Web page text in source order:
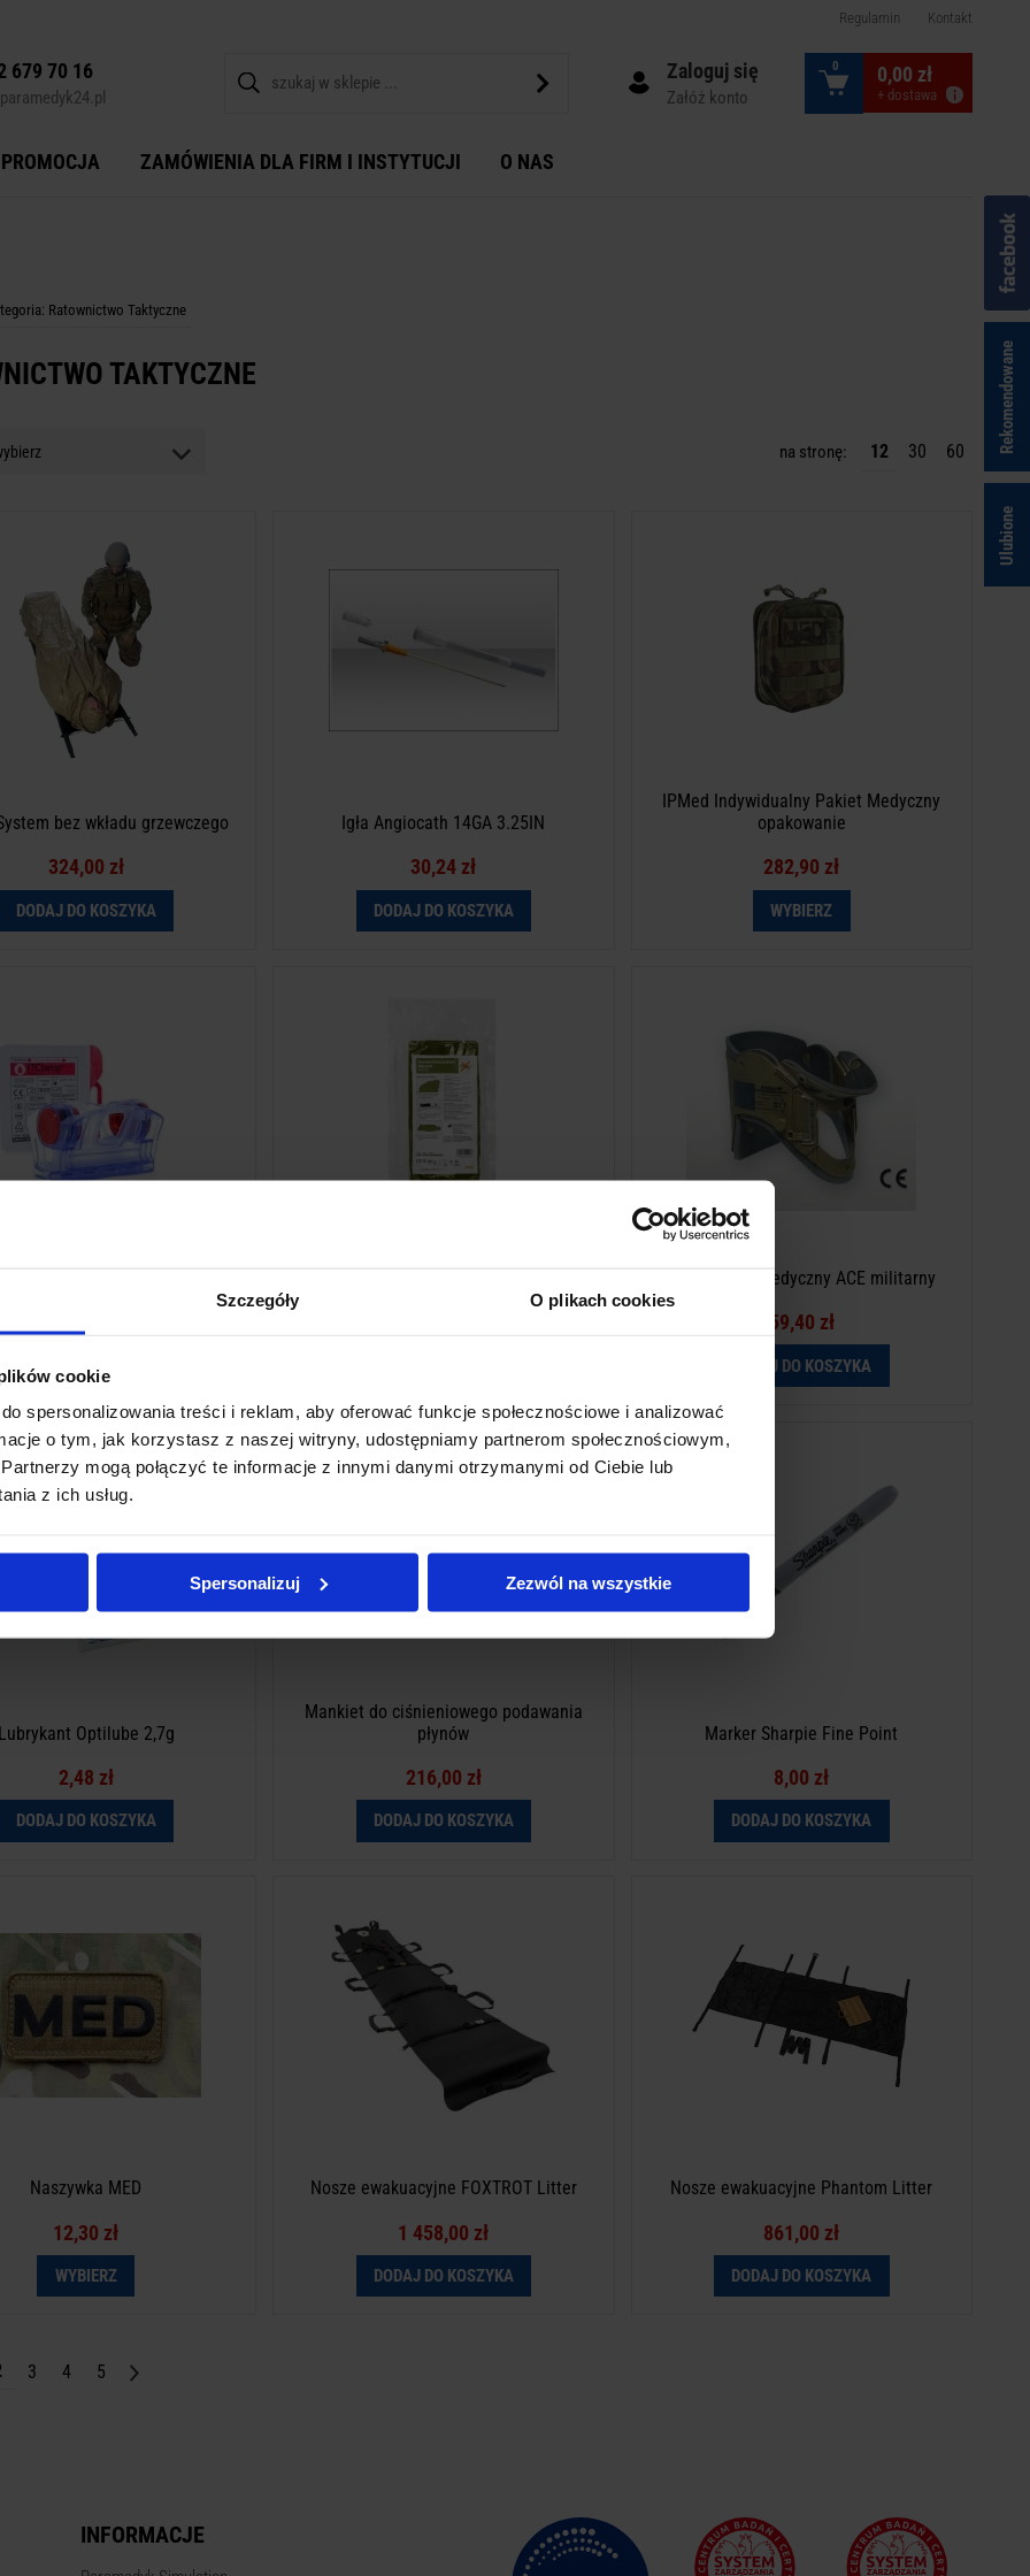
Szczegóły O plikach cookies
cookie
spersonalizowania treści i reklam, aby oferować funkcje społecznościowe i analizować
o tym, jak korzystasz z naszej witryny, udostępniamy partnerom społecznościowym,
mogą połączyć te informacje z innymi danymi otrzymanymi od Ciebie lub
z ich usług.
Spersonalizuj Zezwól na wszystkie
Regulamin Kontakt
679 70 16 Zaloguj się
Załóż konto
0 0,00 zł
+ dostawa
PROMOCJA ZAMÓWIENIA DLA FIRM I INSTYTUCJI O NAS
Ratownictwo Taktyczne
TAKTYCZNE
na stronę: 12 30 60
bez wkładu grzewczego
System bez wkładu grzewczego
324,00 zł
DODAJ DO KOSZYKA
Igła Angiocath 14GA 3.25IN
30,24 zł
DODAJ DO KOSZYKA
IPMed Indywidualny Pakiet Medyczny
opakowanie
282,90 zł
WYBIERZ
wyrób medyczny. Używaj go zgodnie z
instrukcją używania lub etykietą.
DODAJ DO KOSZYKA
Kołnierz ortopedyczny ACE militarny
59,40 zł
DODAJ DO KOSZYKA
Lubrykant Optilube 2,7g
Lubrykant Optilube 2,7g
medyczny. Używaj go zgodnie z
2,48 zł
DODAJ DO KOSZYKA
Mankiet do ciśnieniowego podawania
płynów
Mankiet do ciśnieniowego podawania
płynów
216,00 zł
DODAJ DO KOSZYKA
Marker Sharpie Fine Point
8,00 zł
DODAJ DO KOSZYKA
Naszywka MED
12,30 zł
WYBIERZ
Nosze ewakuacyjne FOXTROT Litter
Nosze ewakuacyjne FOXTROT Litter
To jest wyrób medyczny. Używaj go zgodnie z
instrukcją używania lub etykietą.
1 458,00 zł
DODAJ DO KOSZYKA
Nosze ewakuacyjne Phantom Litter
861,00 zł
DODAJ DO KOSZYKA
3 4 5
INFORMACJE
Rekomendowane
Ulubione